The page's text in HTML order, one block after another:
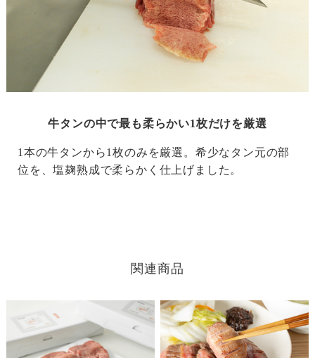
牛タンの中で最も柔らかい1枚だけを厳選
1本の牛タンから1枚のみを厳選。希少なタン元の部
位を、塩麹熟成で柔らかく仕上げました。
関連商品